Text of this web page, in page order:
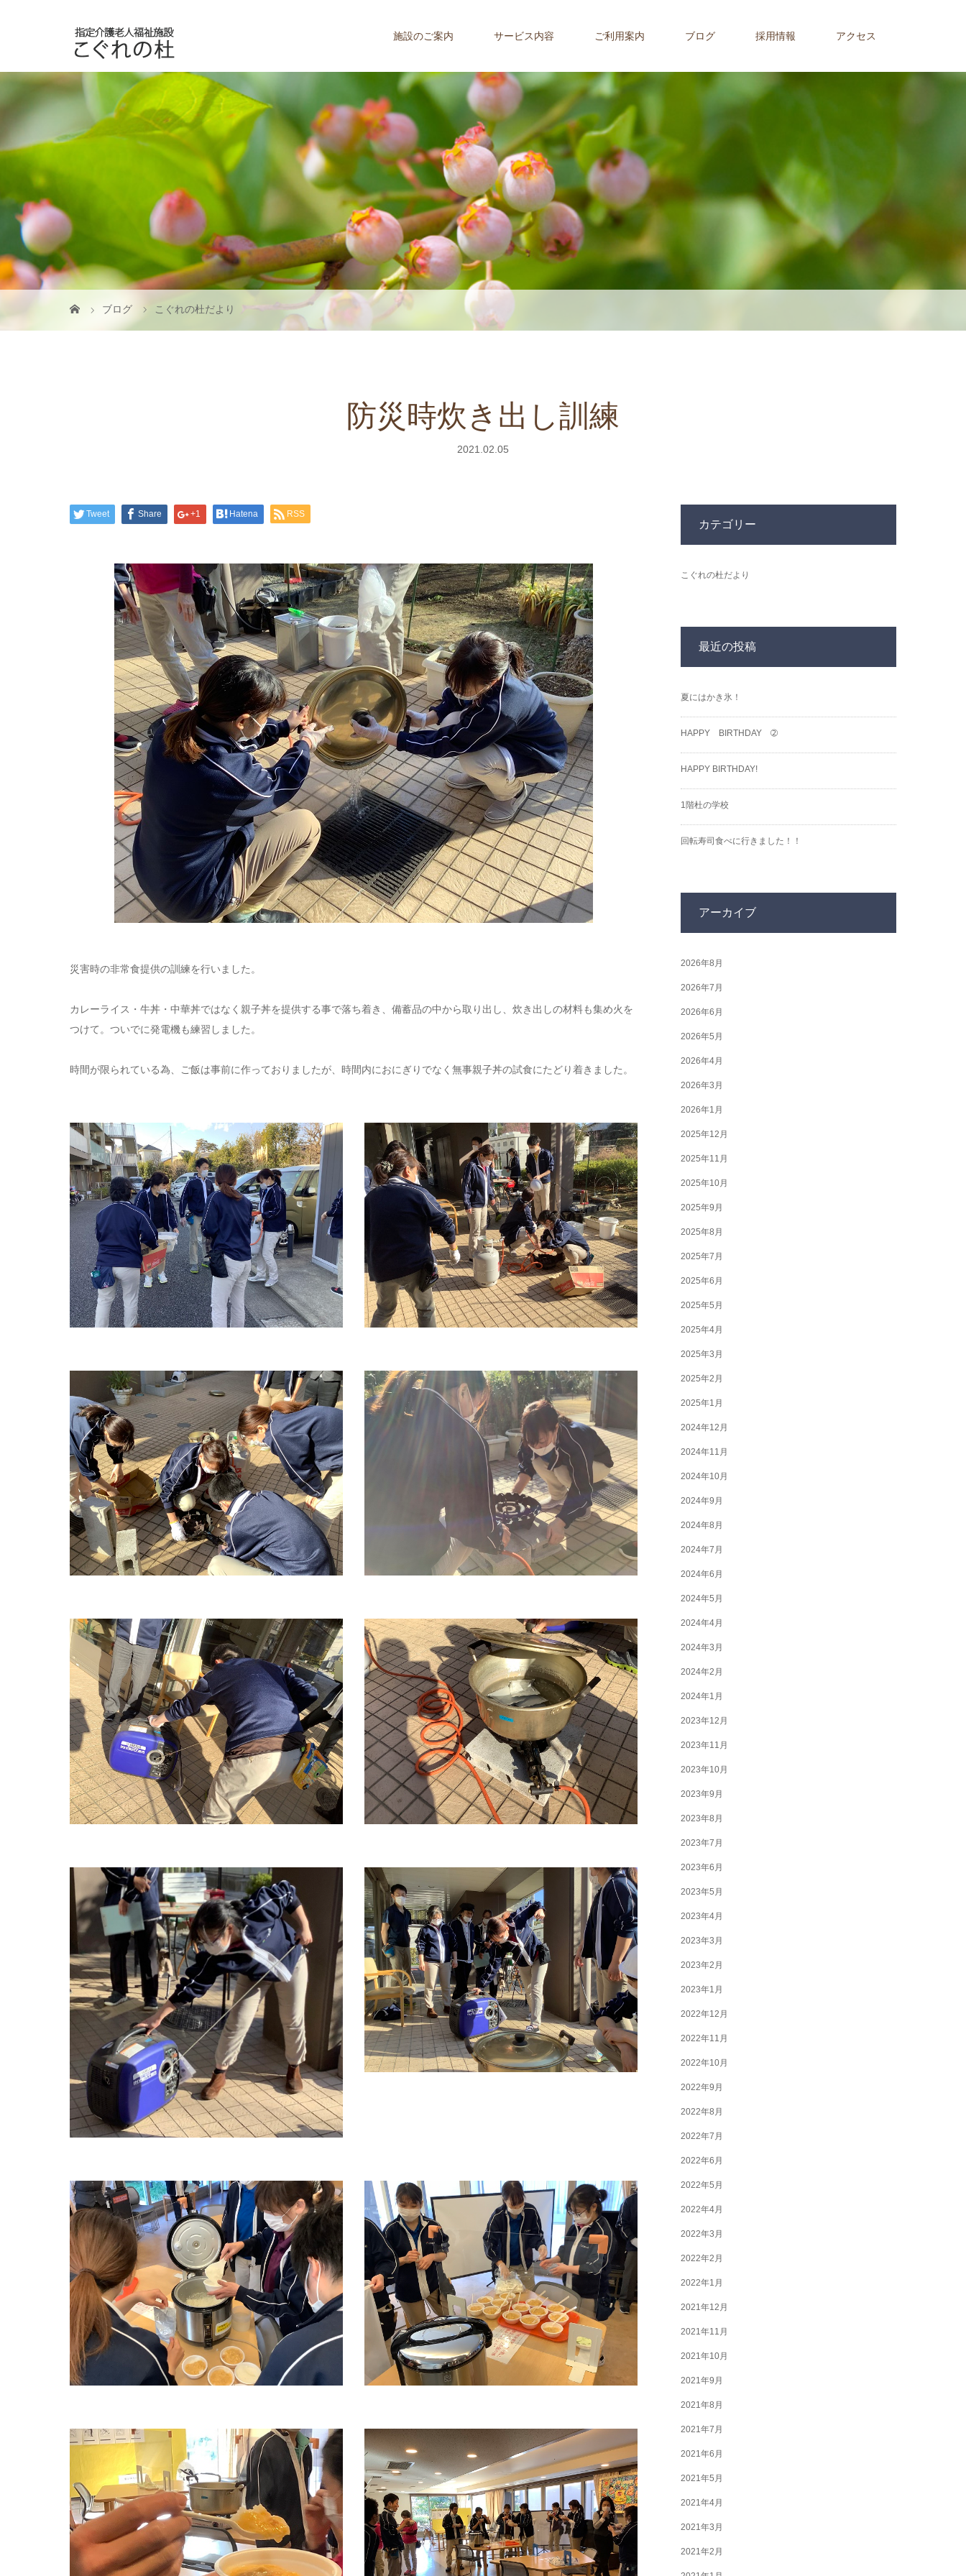
施設のご案内 サービス内容 ご利用案内 ブログ 採用情報 アクセス
ブログ こぐれの杜だより
防災時炊き出し訓練
2021.02.05
Tweet Share +1 Hatena RSS
災害時の非常食提供の訓練を行いました。
カレーライス・牛丼・中華丼ではなく親子丼を提供する事で落ち着き、備蓄品の中から取り出し、炊き出しの材料も集め火を
つけて。ついでに発電機も練習しました。
時間が限られている為、ご飯は事前に作っておりましたが、時間内におにぎりでなく無事親子丼の試食にたどり着きました。
カテゴリー
こぐれの杜だより
最近の投稿
夏にはかき氷！
HAPPY BIRTHDAY ➁
HAPPY BIRTHDAY!
1階杜の学校
回転寿司食べに行きました！！
アーカイブ
2026年8月
2026年7月
2026年6月
2026年5月
2026年4月
2026年3月
2026年1月
2025年12月
2025年11月
2025年10月
2025年9月
2025年8月
2025年7月
2025年6月
2025年5月
2025年4月
2025年3月
2025年2月
2025年1月
2024年12月
2024年11月
2024年10月
2024年9月
2024年8月
2024年7月
2024年6月
2024年5月
2024年4月
2024年3月
2024年2月
2024年1月
2023年12月
2023年11月
2023年10月
2023年9月
2023年8月
2023年7月
2023年6月
2023年5月
2023年4月
2023年3月
2023年2月
2023年1月
2022年12月
2022年11月
2022年10月
2022年9月
2022年8月
2022年7月
2022年6月
2022年5月
2022年4月
2022年3月
2022年2月
2022年1月
2021年12月
2021年11月
2021年10月
2021年9月
2021年8月
2021年7月
2021年6月
2021年5月
2021年4月
2021年3月
2021年2月